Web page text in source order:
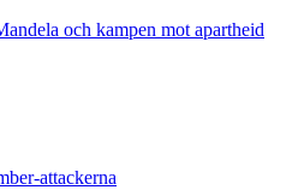
och kampen mot apartheid
attackerna